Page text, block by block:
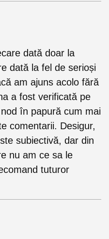
dată doar la
dată la fel de serioși
am ajuns acolo fără
a fost verificată pe
în papură cum mai
comentarii. Desigur,
subiectivă, dar din
nu am ce sa le
tuturor